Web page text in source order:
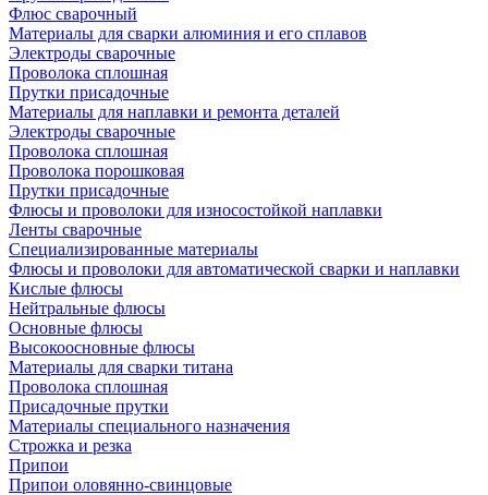
Флюс сварочный
Материалы для сварки алюминия и его сплавов
Электроды сварочные
Проволока сплошная
Прутки присадочные
Материалы для наплавки и ремонта деталей
Электроды сварочные
Проволока сплошная
Проволока порошковая
Прутки присадочные
Флюсы и проволоки для износостойкой наплавки
Ленты сварочные
Специализированные материалы
Флюсы и проволоки для автоматической сварки и наплавки
Кислые флюсы
Нейтральные флюсы
Основные флюсы
Высокоосновные флюсы
Материалы для сварки титана
Проволока сплошная
Присадочные прутки
Материалы специального назначения
Строжка и резка
Припои
Припои оловянно-свинцовые